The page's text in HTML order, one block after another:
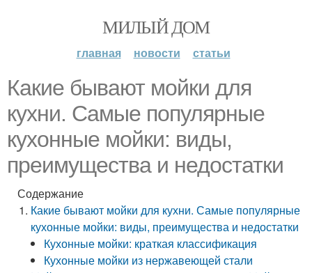
МИЛЫЙ ДОМ
главная новости статьи
Какие бывают мойки для
кухни. Самые популярные
кухонные мойки: виды,
преимущества и недостатки
Содержание
Какие бывают мойки для кухни. Самые популярные
кухонные мойки: виды, преимущества и недостатки
Кухонные мойки: краткая классификация
Кухонные мойки из нержавеющей стали